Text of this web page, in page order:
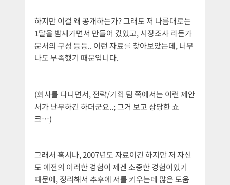
하지만 이걸 왜 공개하는가? 그래도 저 나름대로는
1달을 밤새가면서 만들어 갔었고, 시장조사 라든가
문서의 구성 등등.. 이런 자료를 찾아보았는데, 너무
나도 부족했기 때문입니다.
(회사를 다니면서, 전략/기획 팀 쪽에서는 이런 제안
서가 난무하긴 하더군요..; 그거 보고 상당한 쇼
크…)
그래서 혹시나, 2007년도 자료이긴 하지만 저 자신
도 예전의 이러한 경험이 제겐 소중한 경험이었기
때문에, 정리해서 추후에 저를 키우는데 많은 도움